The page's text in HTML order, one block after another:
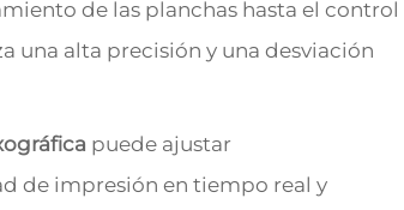
de las planchas hasta el control
una alta precisión y una desviación
puede ajustar
de impresión en tiempo real y